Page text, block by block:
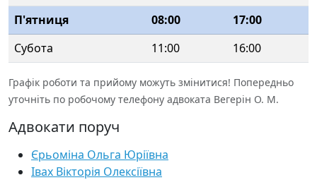
П'ятниця
08:00
17:00
Субота
11:00 16:00
Графік роботи та прийому можуть змінитися! Попередньо
уточніть по робочому телефону адвоката Вегерін О. М.
Адвокати поруч
Єрьоміна Ольга Юріївна
Івах Вікторія Олексіївна